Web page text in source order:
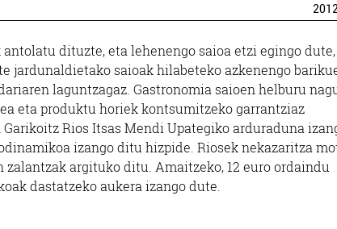
2012
dituzte, eta lehenengo saioa etzi egingo dute,
jardunaldietako saioak hilabeteko azkenengo
laguntzagaz. Gastronomia saioen helburu
eta produktu horiek kontsumitzeko garrantziaz
Rios Itsas Mendi Upategiko arduraduna
izango ditu hizpide. Riosek nekazaritza
argituko ditu. Amaitzeko, 12 euro ordaindu
dastatzeko aukera izango dute.